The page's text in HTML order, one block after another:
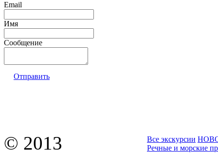
Email
Имя
Сообщение
Отправить
Все экскурсии
Речные и морские
© 2013